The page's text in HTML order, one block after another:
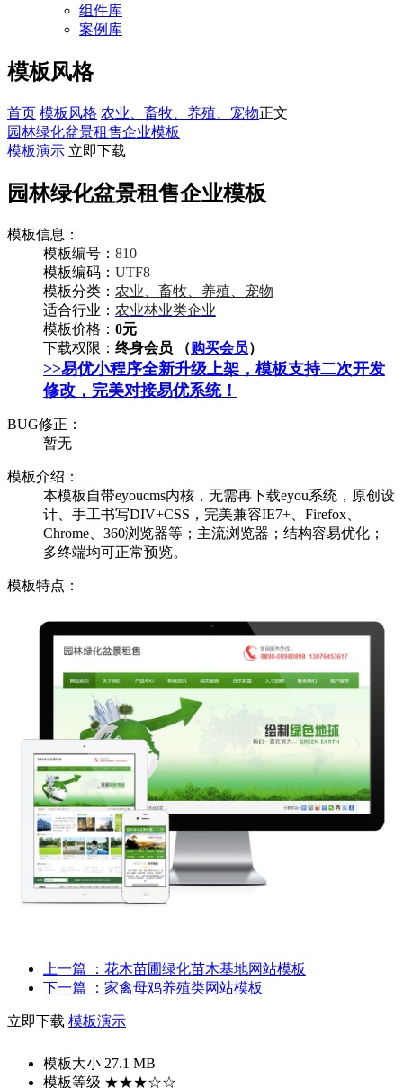
组件库
案例库
模板风格
首页 模板风格 农业、畜牧、养殖、宠物正文
园林绿化盆景租售企业模板
模板演示 立即下载
园林绿化盆景租售企业模板
模板信息：
模板编号： 810
模板编码： UTF8
模板分类： 农业、畜牧、养殖、宠物
适合行业： 农业林业类企业
模板价格： 0元
下载权限： 终身会员 （购买会员）
>>易优小程序全新升级上架，模板支持二次开发
修改，完美对接易优系统！
BUG修正：
暂无
模板介绍：
本模板自带eyoucms内核，无需再下载eyou系统，原创设
计、手工书写DIV+CSS，完美兼容IE7+、Firefox、
Chrome、360浏览器等；主流浏览器；结构容易优化；
多终端均可正常预览。
模板特点：
上一篇
：花木苗圃绿化苗木基地网站模板
下一篇
：家禽母鸡养殖类网站模板
立即下载 模板演示
模板大小 27.1 MB
模板等级 ★★★☆☆